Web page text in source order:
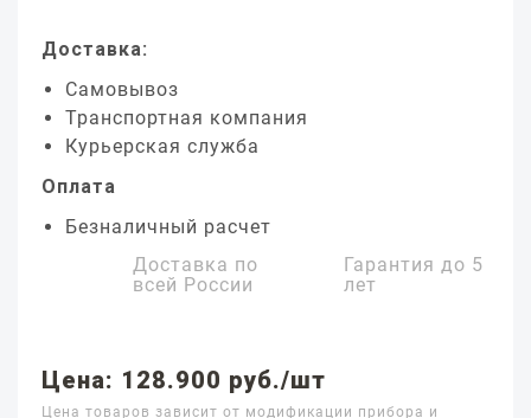
Доставка:
Самовывоз
Транспортная компания
Курьерская служба
Оплата
Безналичный расчет
Доставка по
всей России
Гарантия до 5
лет
Цена: 128.900 руб./шт
Цена товаров зависит от модификации прибора и